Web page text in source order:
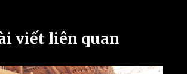
viết liên quan